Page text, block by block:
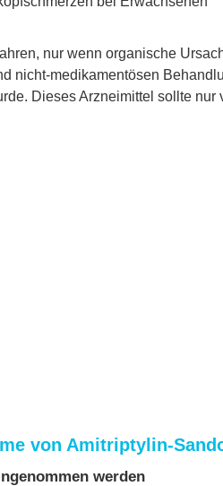
nur wenn organische
nicht-medikamentösen
Dieses Arzneimittel sollte
von Amitriptylin-
werden